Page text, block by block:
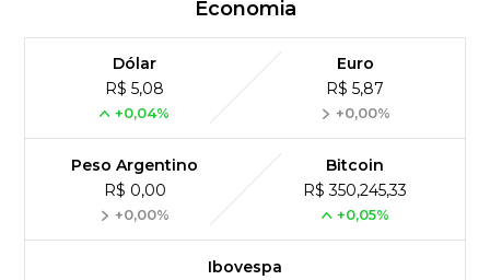
Economia
Dólar
R$ 5,08
+0,04%
Euro
R$ 5,87
+0,00%
Peso Argentino
R$ 0,00
+0,00%
Bitcoin
R$ 350,245,33
+0,05%
Ibovespa